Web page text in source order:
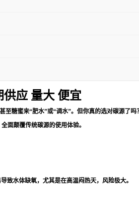
供应 量大 便宜
至糖蜜来“肥水”或“调水”。但你真的选对碳源了吗
面颠覆传统碳源的使用体验。
水体缺氧，尤其是在高温闷热天，风险极大。